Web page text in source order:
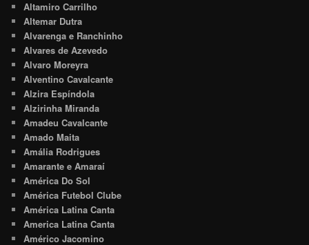
Altamiro Carrilho
Altemar Dutra
Alvarenga e Ranchinho
Alvares de Azevedo
Alvaro Moreyra
Alventino Cavalcante
Alzira Espíndola
Alzirinha Miranda
Amadeu Cavalcante
Amado Maita
Amália Rodrigues
Amarante e Amaraí
América Do Sol
América Futebol Clube
América Latina Canta
America Latina Canta
Américo Jacomino